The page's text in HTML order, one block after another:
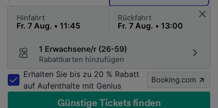
Hinfahrt Rückfahrt
1 Erwachsene/r (26-59)
Rabattkarten hinzufügen
Erhalten Sie bis zu 20 % Rabatt
auf Aufenthalte mit Genius
Booking.com
Günstige Tickets finden